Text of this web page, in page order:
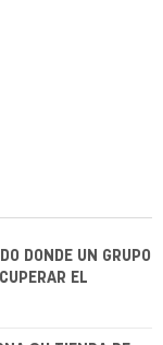
DONDE UN GRUPO
EL